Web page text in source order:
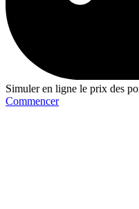
Simuler en ligne le prix des
Commencer